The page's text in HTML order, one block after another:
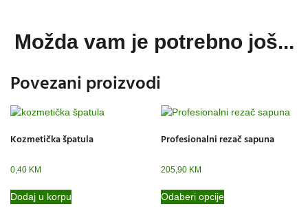
Možda vam je potrebno još...
Povezani proizvodi
Kozmetička špatula
0,40 KM
Dodaj u korpu
Profesionalni rezač sapuna
205,90 KM
Odaberi opcije